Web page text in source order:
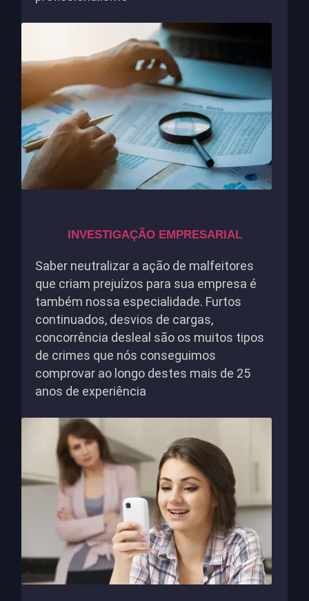
INVESTIGAÇÃO EMPRESARIAL
Saber neutralizar a ação de malfeitores
que criam prejuízos para sua empresa é
também nossa especialidade. Furtos
continuados, desvios de cargas,
concorrência desleal são os muitos tipos
de crimes que nós conseguimos
comprovar ao longo destes mais de 25
anos de experiência